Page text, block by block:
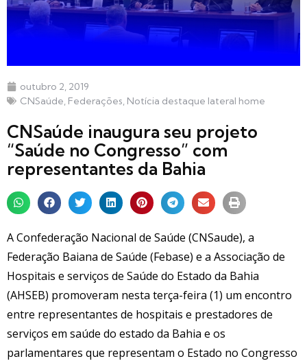
outubro 2, 2019
CNSaúde, Federações, Notícia destaque lateral home
CNSaúde inaugura seu projeto
“Saúde no Congresso” com
representantes da Bahia
A Confederação Nacional de Saúde (CNSaude), a
Federação Baiana de Saúde (Febase) e a Associação de
Hospitais e serviços de Saúde do Estado da Bahia
(AHSEB) promoveram nesta terça-feira (1) um encontro
entre representantes de hospitais e prestadores de
serviços em saúde do estado da Bahia e os
parlamentares que representam o Estado no Congresso